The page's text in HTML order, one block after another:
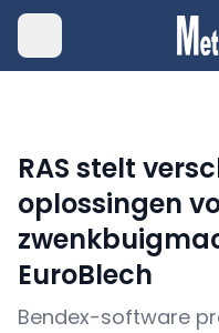
RAS stelt
oplossingen
EuroBlech
Bendex-software